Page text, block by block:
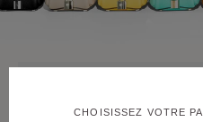
CHOISISSEZ VOTRE